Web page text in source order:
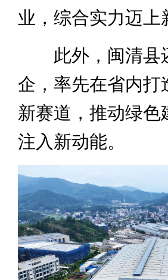
业，综合实力迈上
此外，闽清县
企，率先在省内打
新赛道，推动绿
注入新动能。